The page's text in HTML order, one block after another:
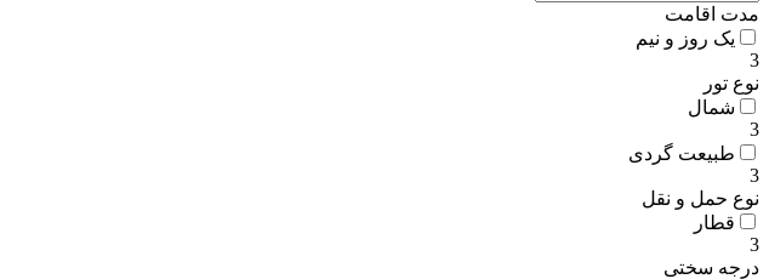
مدت اقامت
یک روز و نیم
3
نوع تور
شمال
3
طبیعت گردی
3
نوع حمل و نقل
قطار
3
درجه سختی